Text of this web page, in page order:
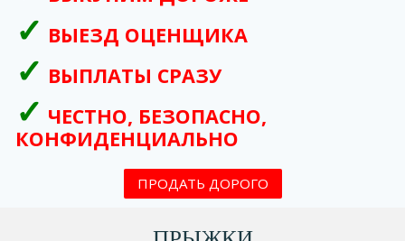
ВЫЕЗД ОЦЕНЩИКА
ВЫПЛАТЫ СРАЗУ
ЧЕСТНО, БЕЗОПАСНО,
КОНФИДЕНЦИАЛЬНО
ПРОДАТЬ ДОРОГО